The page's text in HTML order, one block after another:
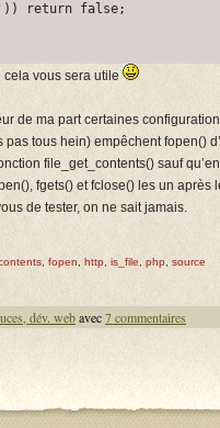
return false;
cela vous sera utile
de ma part certaines
tous hein) empêchent fopen()
file_get_contents() sauf
fgets() et fclose() les un après
de tester, on ne sait jamais.
fopen http is_file php source
dév. webavec7 commentaires